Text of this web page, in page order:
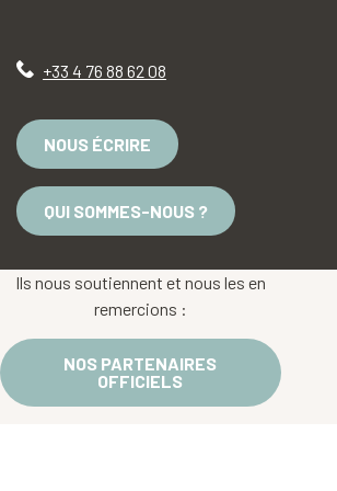
+33 4 76 88 62 08
NOUS ÉCRIRE
QUI SOMMES-NOUS ?
Ils nous soutiennent et nous les en
remercions :
NOS PARTENAIRES
OFFICIELS